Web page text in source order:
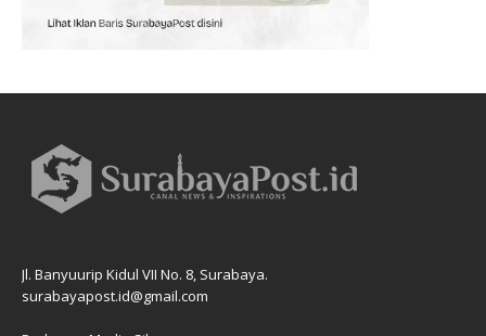
Jl. Banyuurip Kidul VII No. 8, Surabaya.
surabayapost.id@gmail.com